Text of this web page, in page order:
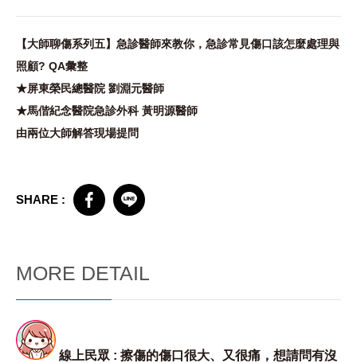
【大師聊傷系列五】急診醫師來教你，急診常見傷口該怎麼處理與
照顧? QA彙整
★屏東榮民總醫院 劉淵元醫師
★馬偕紀念醫院急診外科 黃明源醫師
由兩位大師解答現場提問
SHARE :
MORE DETAIL
線上民眾 : 擦傷的傷口很大、又很痛，想請問有沒